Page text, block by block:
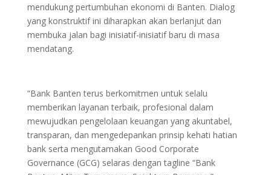
mendukung pertumbuhan ekonomi di Banten. Dialog
yang konstruktif ini diharapkan akan berlanjut dan
membuka jalan bagi inisiatif-inisiatif baru di masa
mendatang.
“Bank Banten terus berkomitmen untuk selalu
memberikan layanan terbaik, profesional dalam
mewujudkan pengelolaan keuangan yang akuntabel,
transparan, dan mengedepankan prinsip kehati hatian
bank serta mengutamakan Good Corporate
Governance (GCG) selaras dengan tagline “Bank